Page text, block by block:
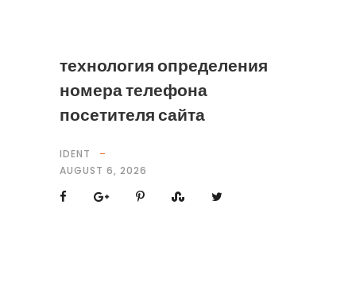
технология определения
номера телефона
посетителя сайта
IDENT
AUGUST 6, 2026